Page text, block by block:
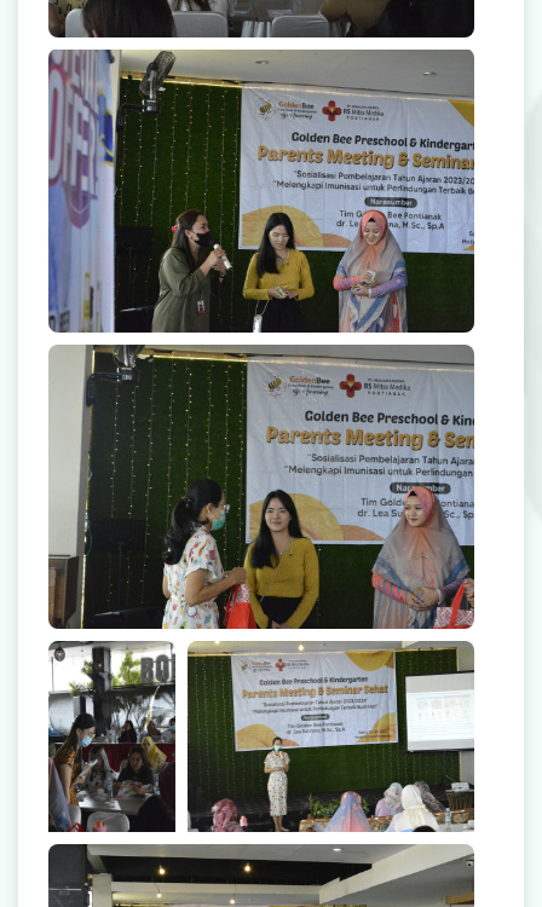
Rekanan Asuransi
Karir